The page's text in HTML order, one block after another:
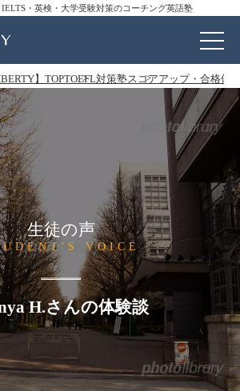
・英検・大学受験対策のコーチング英語塾
】TOPTOEFL対策塾スコアアップ・合格体
生徒の声
VOICE
H.さんの体験談